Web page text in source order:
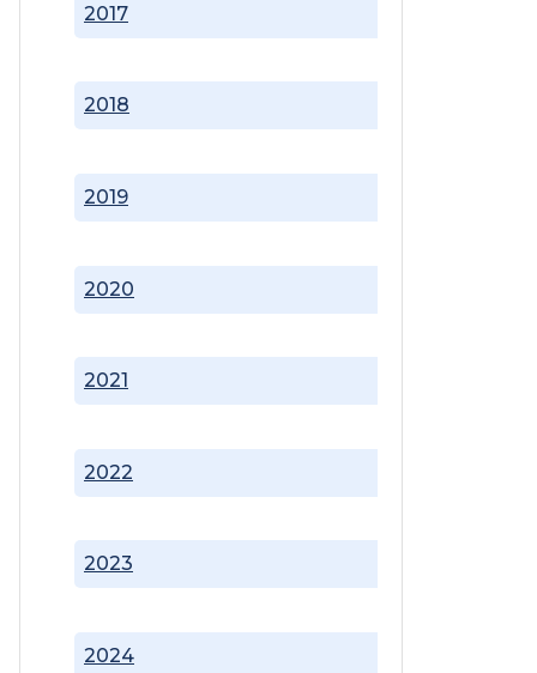
2017
2018
2019
2020
2021
2022
2023
2024